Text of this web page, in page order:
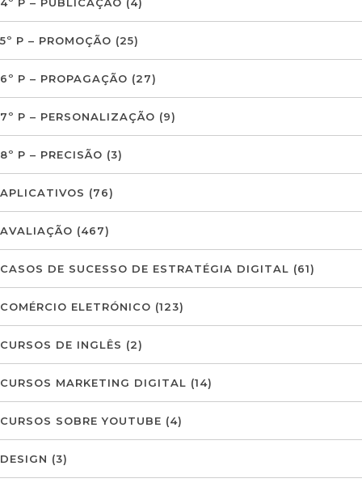
5º P – PROMOÇÃO (25)
6º P – PROPAGAÇÃO (27)
7º P – PERSONALIZAÇÃO (9)
8º P – PRECISÃO (3)
APLICATIVOS (76)
AVALIAÇÃO (467)
CASOS DE SUCESSO DE ESTRATÉGIA DIGITAL (61)
COMÉRCIO ELETRÓNICO (123)
CURSOS DE INGLÊS (2)
CURSOS MARKETING DIGITAL (14)
CURSOS SOBRE YOUTUBE (4)
DESIGN (3)